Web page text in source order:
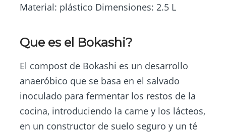
Material: plástico Dimensiones: 2.5 L
Que es el Bokashi?
El compost de Bokashi es un desarrollo
anaeróbico que se basa en el salvado
inoculado para fermentar los restos de la
cocina, introduciendo la carne y los lácteos,
en un constructor de suelo seguro y un té